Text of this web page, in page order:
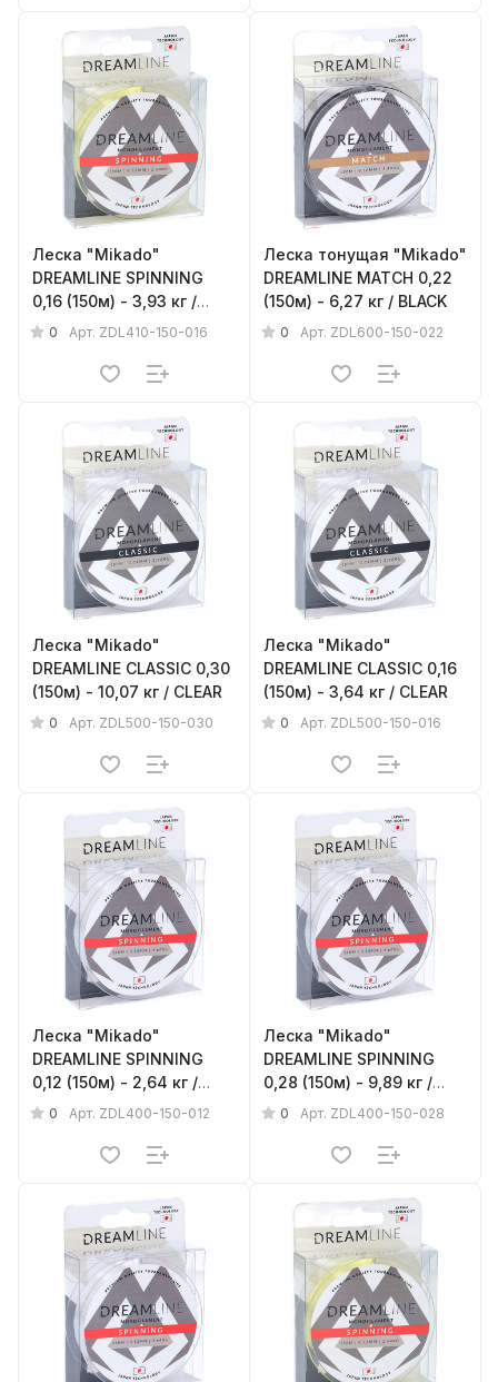
Леска "Mikado"
DREAMLINE SPINNING
0,16 (150м) - 3,93 кг /
YELLOW
0 Арт. ZDL410-150-016
Леска тонущая "Mikado"
DREAMLINE MATCH 0,22
(150м) - 6,27 кг / BLACK
0 Арт. ZDL600-150-022
Леска "Mikado"
DREAMLINE CLASSIC 0,30
(150м) - 10,07 кг / CLEAR
0 Арт. ZDL500-150-030
Леска "Mikado"
DREAMLINE CLASSIC 0,16
(150м) - 3,64 кг / CLEAR
0 Арт. ZDL500-150-016
Леска "Mikado"
DREAMLINE SPINNING
0,12 (150м) - 2,64 кг /
CLEAR
0 Арт. ZDL400-150-012
Леска "Mikado"
DREAMLINE SPINNING
0,28 (150м) - 9,89 кг /
CLEAR
0 Арт. ZDL400-150-028